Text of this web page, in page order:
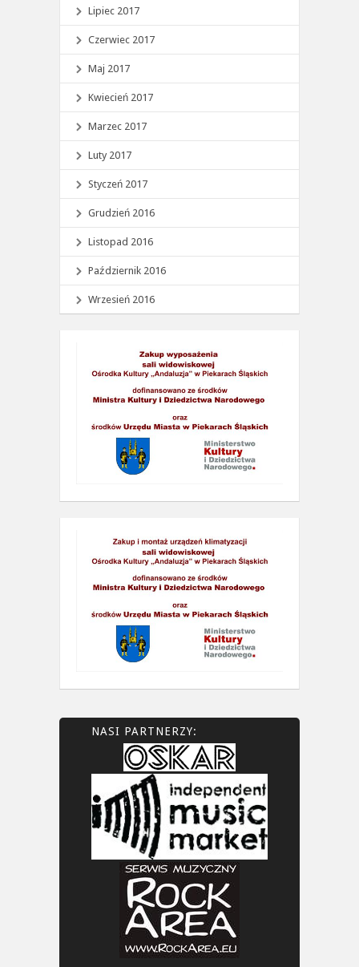
Lipiec 2017
Czerwiec 2017
Maj 2017
Kwiecień 2017
Marzec 2017
Luty 2017
Styczeń 2017
Grudzień 2016
Listopad 2016
Październik 2016
Wrzesień 2016
NASI PARTNERZY: